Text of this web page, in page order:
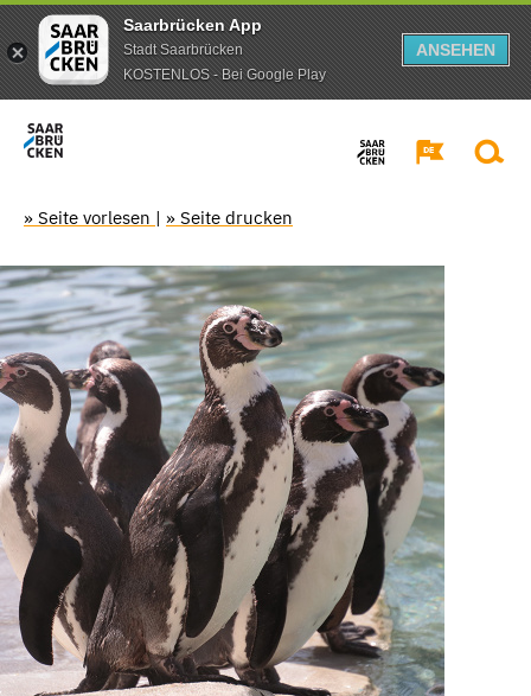
Saarbrücken App
Stadt Saarbrücken
KOSTENLOS - Bei Google Play
ANSEHEN
» Seite vorlesen | » Seite drucken